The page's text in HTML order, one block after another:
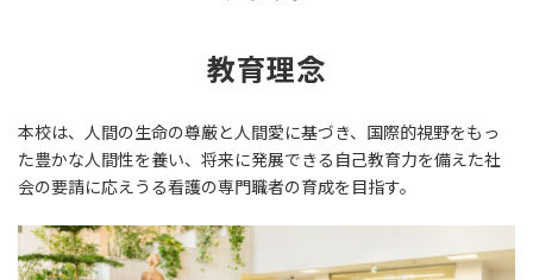
教育理念
本校は、人間の生命の尊厳と人間愛に基づき、国際的視野をもっ
た豊かな人間性を養い、将来に発展できる自己教育力を備えた社
会の要請に応えうる看護の専門職者の育成を目指す。